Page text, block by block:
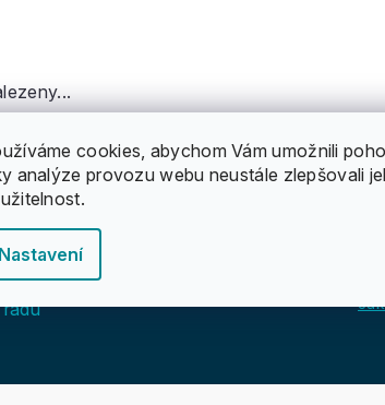
cookies, abychom Vám umožnili
analýze provozu webu neustále zlepšovali
Nastavení